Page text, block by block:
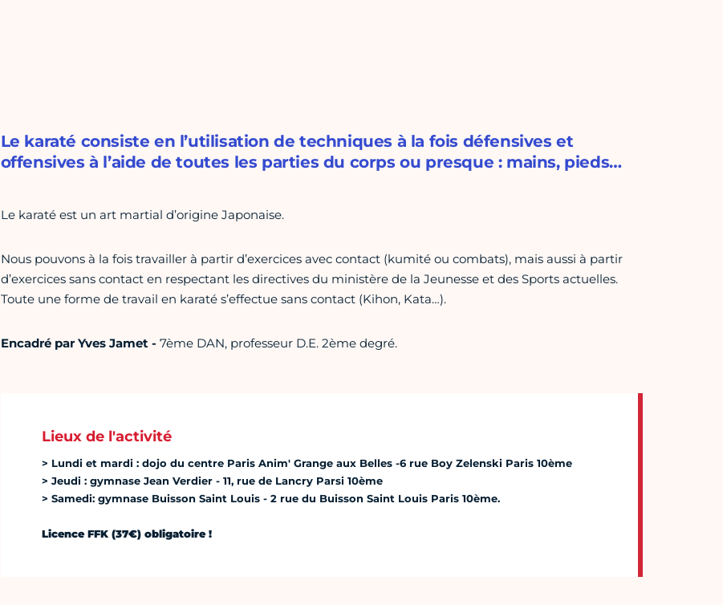
Le karaté consiste en l’utilisation de techniques à la fois défensives et
offensives à l’aide de toutes les parties du corps ou presque : mains, pieds…
Le karaté est un art martial d’origine Japonaise.
Nous pouvons à la fois travailler à partir d’exercices avec contact (kumité ou combats), mais aussi à partir
d’exercices sans contact en respectant les directives du ministère de la Jeunesse et des Sports actuelles.
Toute une forme de travail en karaté s’effectue sans contact (Kihon, Kata…).
Encadré par Yves Jamet - 7ème DAN, professeur D.E. 2ème degré.
Lieux de l'activité
> Lundi et mardi : dojo du centre Paris Anim' Grange aux Belles -6 rue Boy Zelenski Paris 10ème
> Jeudi : gymnase Jean Verdier - 11, rue de Lancry Parsi 10ème
> Samedi: gymnase Buisson Saint Louis - 2 rue du Buisson Saint Louis Paris 10ème.
Licence FFK (37€) obligatoire !